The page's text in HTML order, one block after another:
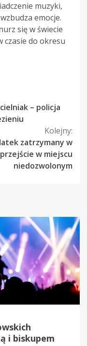
muzyki,
emocje.
się w świecie
czasie do okresu
– policja
Kolejny:
zatrzymany w
w miejscu
niedozwolonym
i biskupem